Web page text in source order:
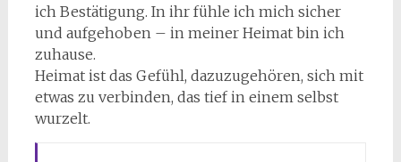
ich Bestätigung. In ihr fühle ich mich sicher
und aufgehoben – in meiner Heimat bin ich
zuhause.
Heimat ist das Gefühl, dazuzugehören, sich mit
etwas zu verbinden, das tief in einem selbst
wurzelt.